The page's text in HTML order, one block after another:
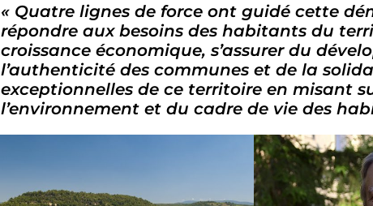
« Quatre lignes de force ont guidé cette
répondre aux besoins des habitants du
croissance économique, s’assurer du
l’authenticité des communes et de la
exceptionnelles de ce territoire en misant
l’environnement et du cadre de vie des